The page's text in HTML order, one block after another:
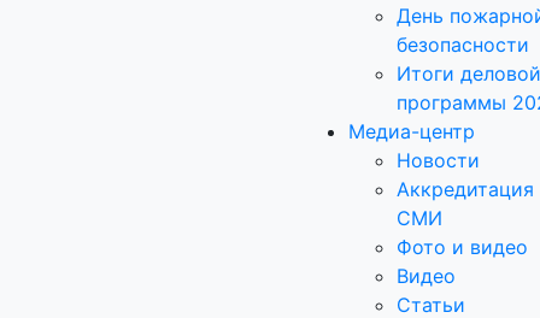
День
безопасности
Итоги деловой
программы
Медиа-центр
Новости
Аккредитация
СМИ
Фото и видео
Видео
Статьи